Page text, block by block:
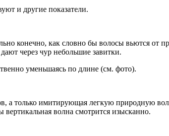
и другие показатели.
конечно, как словно бы волосы вьются
через чур небольшие завитки.
уменьшаясь по длине (см. фото).
а только имитирующая легкую природную
вертикальная волна смотрится изысканно.